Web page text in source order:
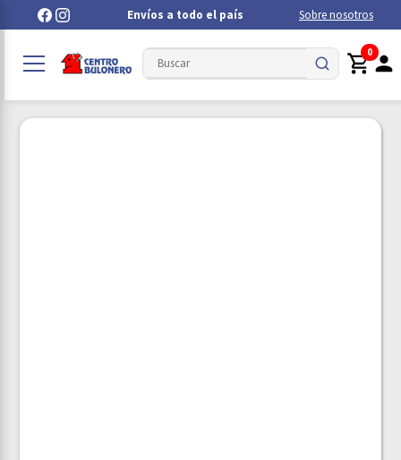
Envíos a todo el país Sobre nosotros
0